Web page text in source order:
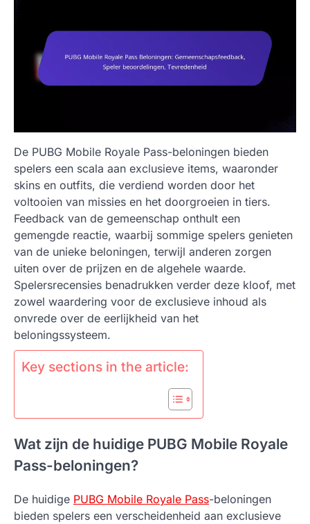
De PUBG Mobile Royale Pass-beloningen bieden
spelers een scala aan exclusieve items, waaronder
skins en outfits, die verdiend worden door het
voltooien van missies en het doorgroeien in tiers.
Feedback van de gemeenschap onthult een
gemengde reactie, waarbij sommige spelers genieten
van de unieke beloningen, terwijl anderen zorgen
uiten over de prijzen en de algehele waarde.
Spelersrecensies benadrukken verder deze kloof, met
zowel waardering voor de exclusieve inhoud als
onvrede over de eerlijkheid van het
beloningssysteem.
Key sections in the article:
Wat zijn de huidige PUBG Mobile Royale
Pass-beloningen?
De huidige PUBG Mobile Royale Pass-beloningen
bieden spelers een verscheidenheid aan exclusieve